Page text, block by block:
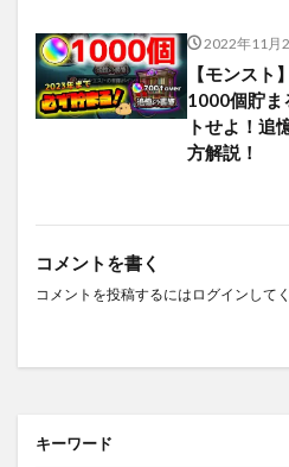
2022年11月
【モンスト
1000個貯ま
トせよ！追
方解説！
コメントを書く
コメントを投稿するには ログイン して
キーワード